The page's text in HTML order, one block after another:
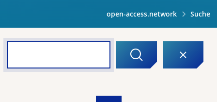
open-access.network Suche